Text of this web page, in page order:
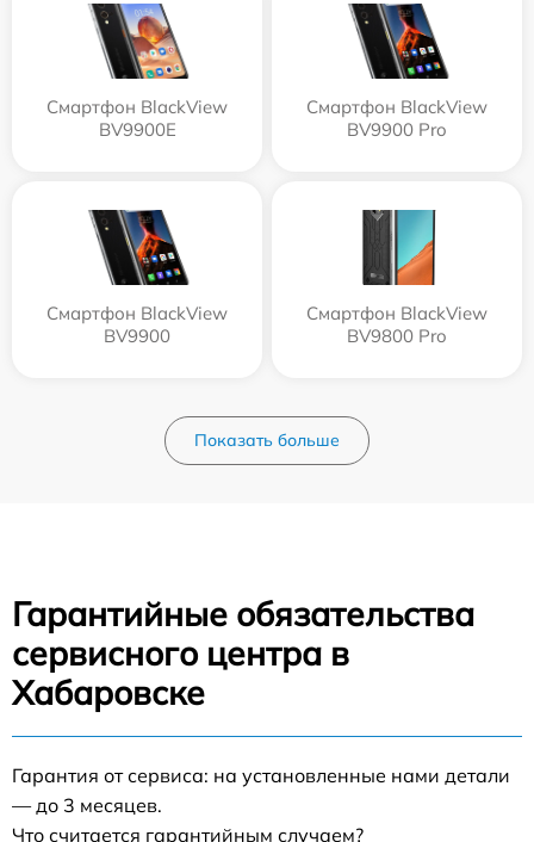
Смартфон BlackView
BV9900E
Смартфон BlackView
BV9900 Pro
Смартфон BlackView
BV9900
Смартфон BlackView
BV9800 Pro
Показать больше
Гарантийные обязательства
сервисного центра в
Хабаровске
Гарантия от сервиса: на установленные нами детали
— до 3 месяцев.
Что считается гарантийным случаем?